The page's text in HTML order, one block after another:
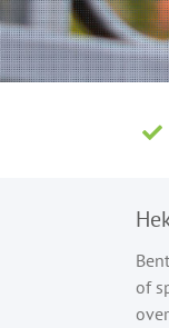
of